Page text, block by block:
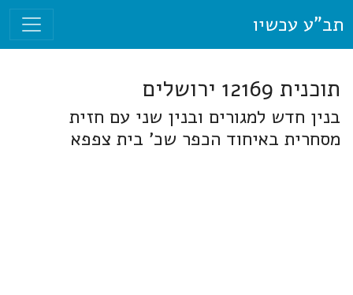
תב"ע עכשיו
תוכנית 12169 ירושלים
בנין חדש למגורים ובנין שני עם חזית
מסחרית באיחוד הכפר שכ' בית צפפא